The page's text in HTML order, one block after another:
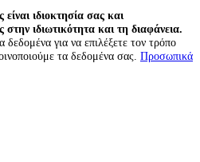
ιδιοκτησία σας και
ιδιωτικότητα και τη διαφάνεια.
για να επιλέξετε τον τρόπο
τα δεδομένα σας. Προσωπικά